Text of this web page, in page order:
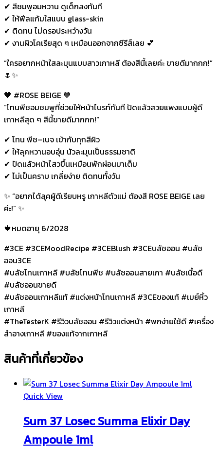
✔ สีชมพูอมหวาน ดูเด็กลงทันที
✔ ให้ฟีลแก้มใสแบบ glass-skin
✔ ติดทน ไม่ดรอประหว่างวัน
✔ งานผิวโคเรียสุด ๆ เหมือนออกจากซีรีส์เลย 💕
“ใครอยากหน้าใสละมุนแบบสาวเกาหลี ต้องสีนี้เลยค่ะ ขายดีมากกก!”
🌷✨
🧡 #ROSE BEIGE 🧡
“โทนพีชอมชมพูที่ช่วยให้หน้าไบรท์ทันที ปัดแล้วสวยแพงแบบผู้ดี
เกาหลีสุด ๆ สีนี้ขายดีมากกก!”
✔ โทน พีช–เบจ เข้ากับทุกสีผิว
✔ ให้ลุคหวานอบอุ่น นัวละมุนเป็นธรรมชาติ
✔ ปัดแล้วหน้าไสวขึ้นเหมือนพักผ่อนมาเต็ม
✔ ไม่เป็นคราบ เกลี่ยง่าย ติดทนทั้งวัน
✨ “อยากได้ลุคผู้ดีเรียบหรู เกาหลีตัวแม่ ต้องสี ROSE BEIGE เลย
ค่ะ!” ✨
🍁หมดอายุ 6/2028
#3CE #3CEMoodRecipe #3CEBlush #3CEบลัชออน #บลัช
ออน3CE
#บลัชโทนเกาหลี #บลัชโทนพีช #บลัชออนสายเกา #บลัชเนื้อดี
#บลัชออนขายดี
#บลัชออนเกาหลีแท้ #แต่งหน้าโทนเกาหลี #3CEของแท้ #เมย์หิ้ว
เกาหลี
#TheTesterK #รีวิวบลัชออน #รีวิวแต่งหน้า #พกง่ายใช้ดี #เครื่อง
สำอางเกาหลี #ของแท้จากเกาหลี
สินค้าที่เกี่ยวข้อง
Quick View
Sum 37 Losec Summa Elixir Day
Ampoule 1ml